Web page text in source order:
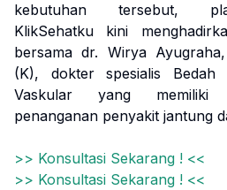
kebutuhan tersebut,
KlikSehatku kini
bersama dr. Wirya
(K), dokter spesialis Bedah
Vaskular yang memiliki
penanganan penyakit jantung
>> Konsultasi Sekarang ! <<
>> Konsultasi Sekarang ! <<